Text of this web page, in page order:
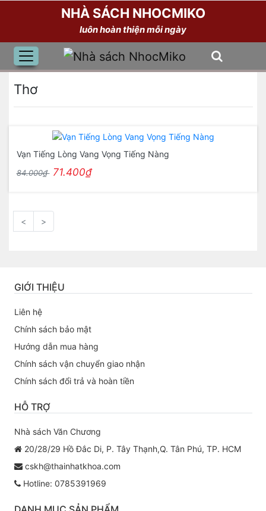
NHÀ SÁCH NHOCMIKO
luôn hoàn thiện mỗi ngày
Thơ
Vạn Tiếng Lòng Vang Vọng Tiếng Nàng
84.000₫ 71.400₫
< >
GIỚI THIỆU
Liên hệ
Chính sách bảo mật
Hướng dẫn mua hàng
Chính sách vận chuyển giao nhận
Chính sách đổi trả và hoàn tiền
HỖ TRỢ
Nhà sách Văn Chương
20/28/29 Hồ Đắc Di, P. Tây Thạnh,Q. Tân Phú, TP. HCM
cskh@thainhatkhoa.com
Hotline: 0785391969